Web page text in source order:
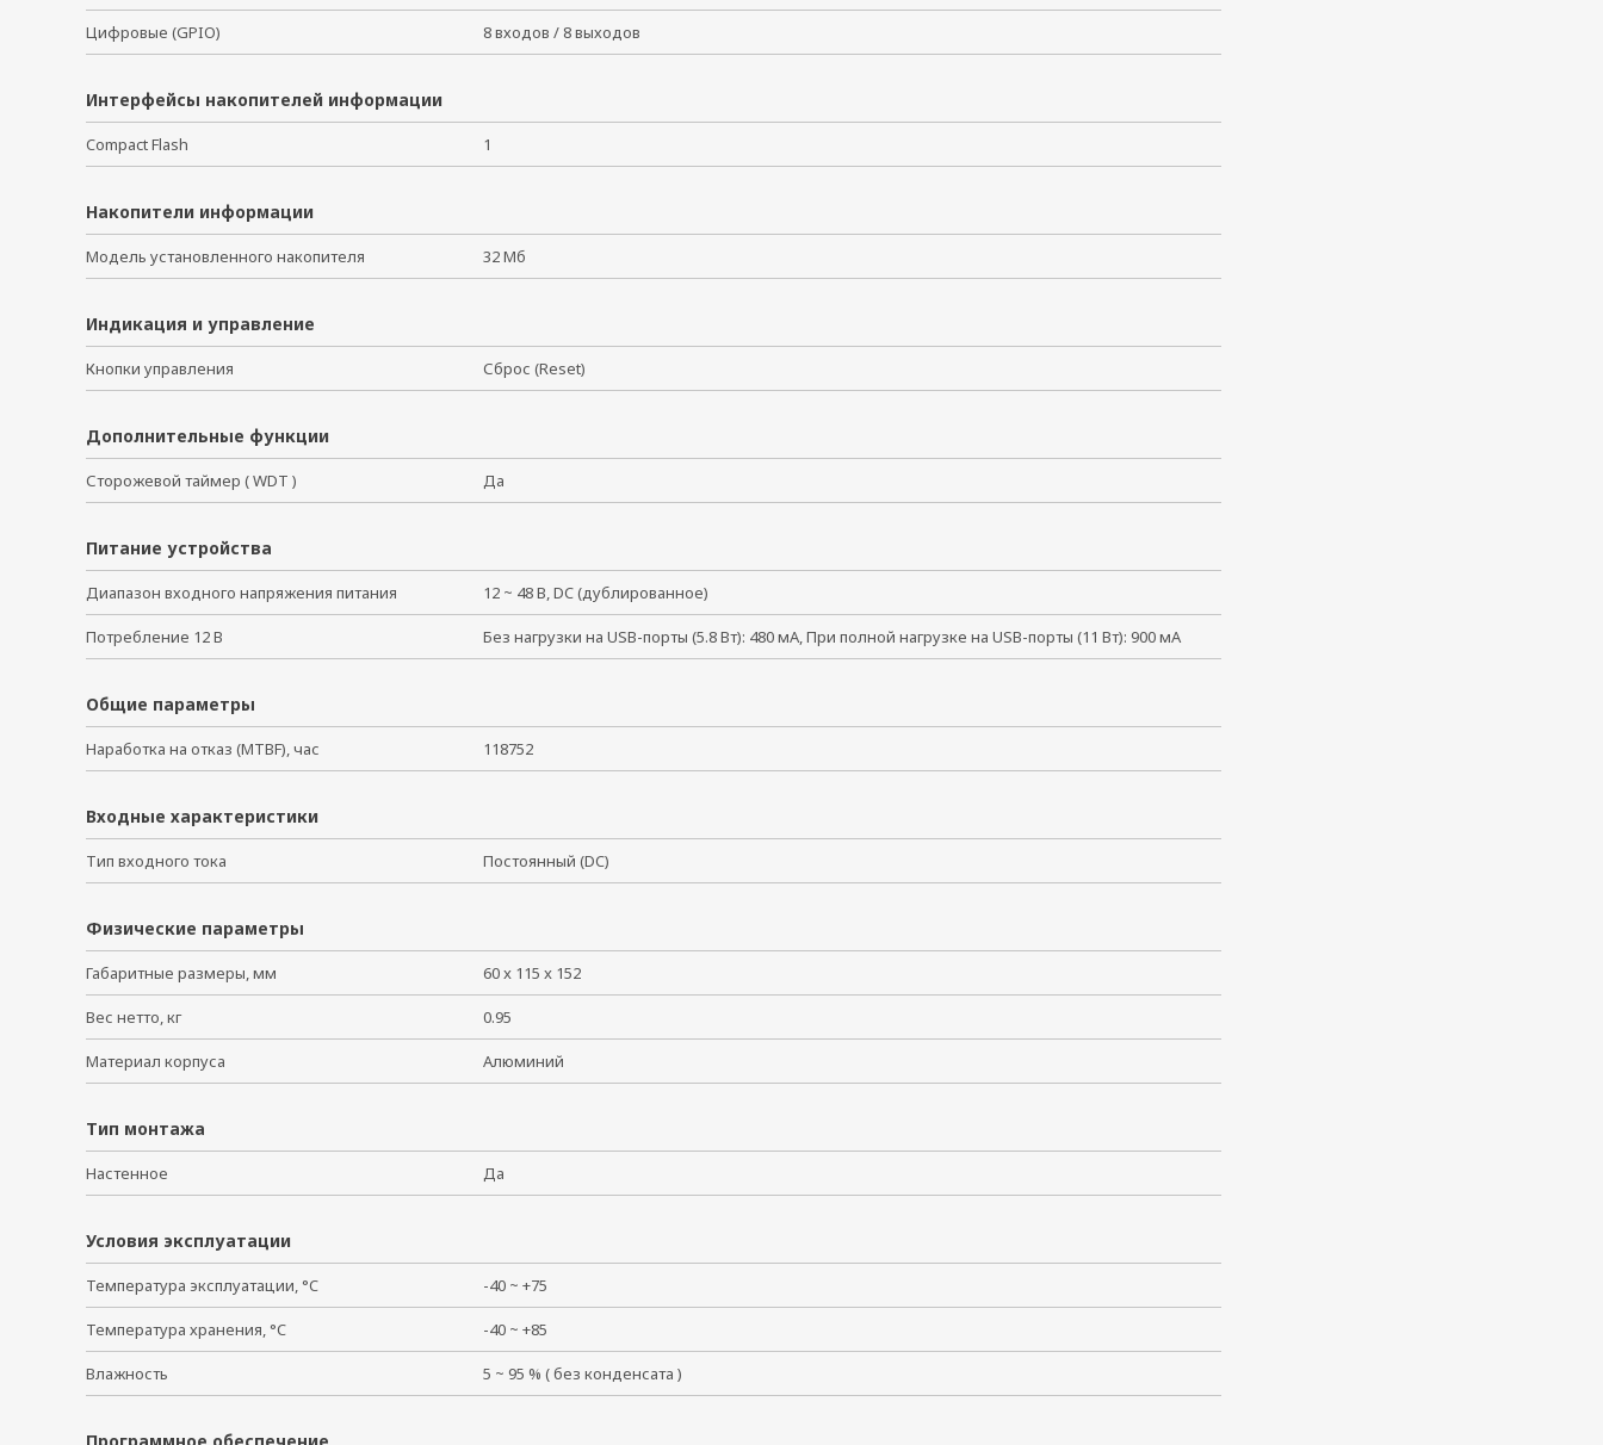
Цифровые (GPIO) 8 входов / 8 выходов
Интерфейсы накопителей информации
Compact Flash 1
Накопители информации
Модель установленного накопителя 32 Мб
Индикация и управление
Кнопки управления Сброс (Reset)
Дополнительные функции
Сторожевой таймер ( WDT ) Да
Питание устройства
Диапазон входного напряжения питания 12 ~ 48 В, DC (дублированное)
Потребление 12 В Без нагрузки на USB-порты (5.8 Вт): 480 мА, При полной нагрузке на USB-порты (11 Вт): 900 мА
Общие параметры
Наработка на отказ (MTBF), час 118752
Входные характеристики
Тип входного тока Постоянный (DC)
Физические параметры
Габаритные размеры, мм 60 x 115 x 152
Вес нетто, кг 0.95
Материал корпуса Алюминий
Тип монтажа
Настенное Да
Условия эксплуатации
Температура эксплуатации, °C -40 ~ +75
Температура хранения, °C -40 ~ +85
Влажность 5 ~ 95 % ( без конденсата )